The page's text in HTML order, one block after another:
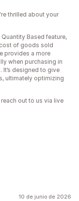
thrilled about your
Based feature,
of goods sold
provides a more
when purchasing in
designed to give
ultimately optimizing
out to us via live
10 de junio de 2026